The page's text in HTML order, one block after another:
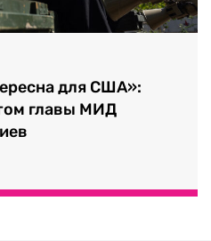
для США»:
главы МИД